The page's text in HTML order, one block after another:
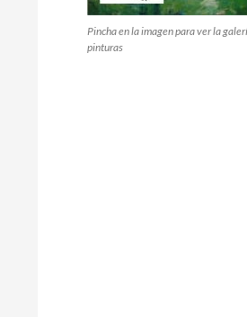
Pincha en la imagen para ver la
pinturas